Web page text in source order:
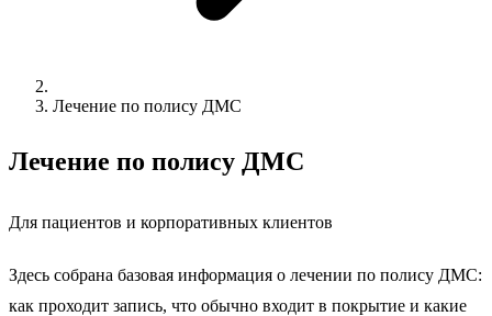
Лечение по полису ДМС
Лечение по полису ДМС
Для пациентов и корпоративных клиентов
Здесь собрана базовая информация о лечении по полису ДМС:
как проходит запись, что обычно входит в покрытие и какие